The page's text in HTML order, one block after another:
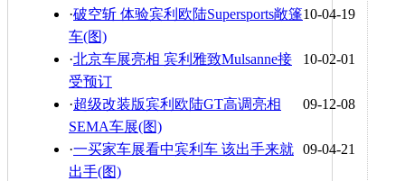
10-04-19
·破空斩 体验宾利欧陆Supersports敞篷
车(图)
10-02-01
·北京车展亮相 宾利雅致Mulsanne接
受预订
09-12-08
·超级改装版宾利欧陆GT高调亮相
SEMA车展(图)
09-04-21
·一买家车展看中宾利车 该出手来就
出手(图)